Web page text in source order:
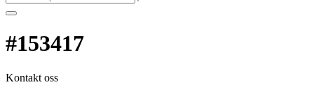
#153417
Kontakt oss